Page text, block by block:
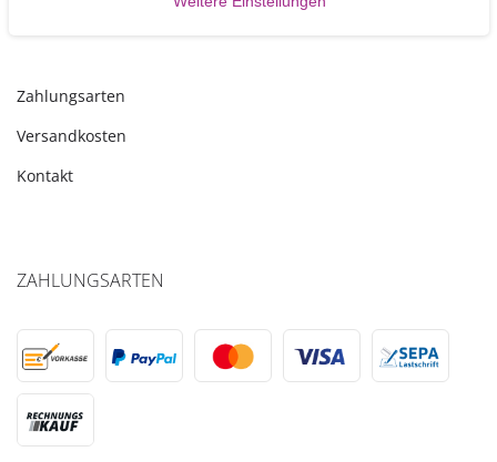
Zahlungsarten
Versandkosten
Kontakt
ZAHLUNGSARTEN